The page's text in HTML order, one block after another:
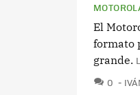
El
formato
grande.
0